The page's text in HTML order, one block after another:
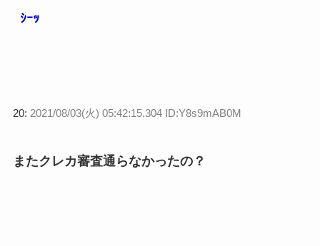
ｼｰｯ
20: 2021/08/03(火) 05:42:15.304 ID:Y8s9mAB0M
またクレカ審査通らなかったの？